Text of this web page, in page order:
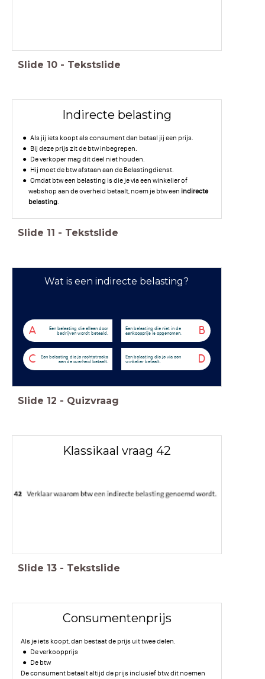
Slide 10 - Tekstslide
Indirecte belasting
Als jij iets koopt als consument dan betaal jij een prijs.
Bij deze prijs zit de btw inbegrepen.
De verkoper mag dit deel niet houden.
Hij moet de btw afstaan aan de Belastingdienst.
Omdat btw een belasting is die je via een winkelier of
webshop aan de overheid betaalt, noem je btw een indirecte
belasting.
Slide 11 - Tekstslide
Wat is een indirecte belasting?
A
Een belasting die alleen door
bedrijven wordt betaald.
B
Een belasting die niet in de
aankoopprijs is opgenomen.
C
Een belasting die je rechtstreeks
aan de overheid betaalt.
D
Een belasting die je via een
winkelier betaalt.
Slide 12 - Quizvraag
Klassikaal vraag 42
Slide 13 - Tekstslide
Consumentenprijs
Als je iets koopt, dan bestaat de prijs uit twee delen.
De verkoopprijs
De btw
De consument betaalt altijd de prijs inclusief btw, dit noemen